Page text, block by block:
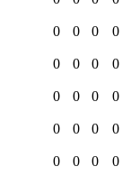
0 0 0 0
0 0 0 0
0 0 0 0
0 0 0 0
0 0 0 0